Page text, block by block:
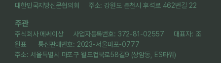
대한민국지방신문협의회 주소: 강원도 춘천시 후석로 462번길 22
주관
주식회사 메쎄이상 사업자등록번호: 372-81-02557 대표자: 조
원표 통신판매번호: 2023-서울마포-0777
주소: 서울특별시 마포구 월드컵북로58길9 (상암동, ES타워)